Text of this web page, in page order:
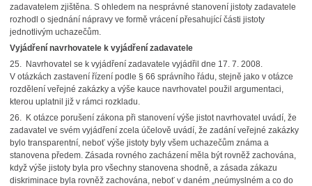
zadavatelem zjištěna. S ohledem na nesprávné stanovení jistoty zadavatele
rozhodl o sjednání nápravy ve formě vrácení přesahující části jistoty
jednotlivým uchazečům.
Vyjádření navrhovatele k vyjádření zadavatele
25. Navrhovatel se k vyjádření zadavatele vyjádřil dne 17. 7. 2008.
V otázkách zastavení řízení podle § 66 správního řádu, stejně jako v otázce
rozdělení veřejné zakázky a výše kauce navrhovatel použil argumentaci,
kterou uplatnil již v rámci rozkladu.
26. K otázce porušení zákona při stanovení výše jistot navrhovatel uvádí, že
zadavatel ve svém vyjádření zcela účelově uvádí, že zadání veřejné zakázky
bylo transparentní, neboť výše jistoty byly všem uchazečům známa a
stanovena předem. Zásada rovného zacházení měla být rovněž zachována,
když výše jistoty byla pro všechny stanovena shodně, a zásada zákazu
diskriminace byla rovněž zachována, neboť v daném „neúmyslném a co do